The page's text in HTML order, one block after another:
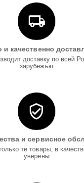
и качественно
доставку по всей
зарубежью
и сервисное
те товары, в
уверены